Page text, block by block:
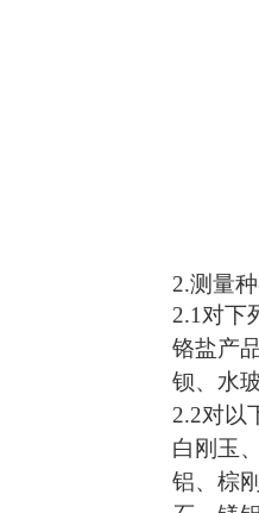
2.测量
2.1 对下
铬盐产
钡、水
2.2对以
白刚玉
铝、棕